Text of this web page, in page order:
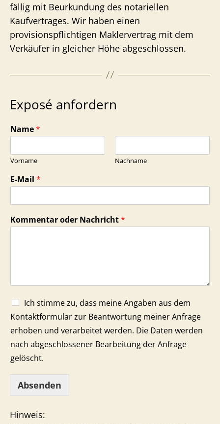
fällig mit Beurkundung des notariellen
Kaufvertrages. Wir haben einen
provisionspflichtigen Maklervertrag mit dem
Verkäufer in gleicher Höhe abgeschlossen.
Exposé anfordern
Name*
Vorname Nachname
E-Mail *
Kommentar oder Nachricht*
Ich stimme zu, dass meine Angaben aus dem
Kontaktformular zur Beantwortung meiner Anfrage
erhoben und verarbeitet werden. Die Daten werden
nach abgeschlossener Bearbeitung der Anfrage
gelöscht.
Absenden
Hinweis: